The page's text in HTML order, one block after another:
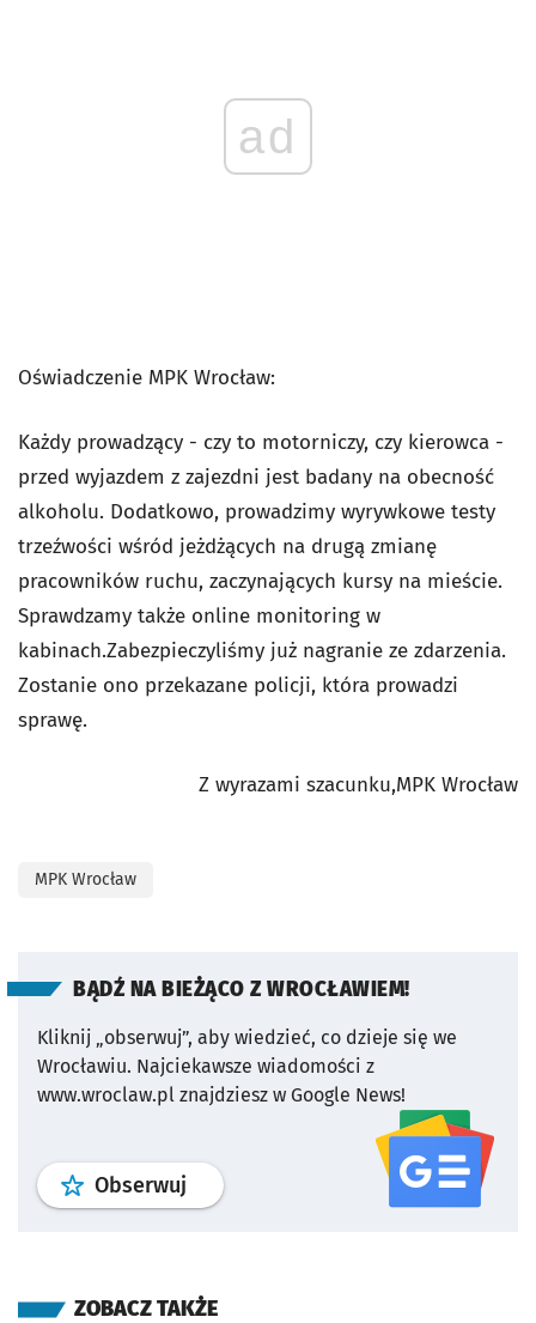
ad
Oświadczenie MPK Wrocław:
Każdy prowadzący - czy to motorniczy, czy kierowca -
przed wyjazdem z zajezdni jest badany na obecność
alkoholu. Dodatkowo, prowadzimy wyrywkowe testy
trzeźwości wśród jeżdżących na drugą zmianę
pracowników ruchu, zaczynających kursy na mieście.
Sprawdzamy także online monitoring w
kabinach.Zabezpieczyliśmy już nagranie ze zdarzenia.
Zostanie ono przekazane policji, która prowadzi
sprawę.
Z wyrazami szacunku,MPK Wrocław
MPK Wrocław
BĄDŹ NA BIEŻĄCO Z WROCŁAWIEM!
Kliknij „obserwuj”, aby wiedzieć, co dzieje się we
Wrocławiu. Najciekawsze wiadomości z
www.wroclaw.pl znajdziesz w Google News!
Obserwuj profil serwisu
ZOBACZ TAKŻE